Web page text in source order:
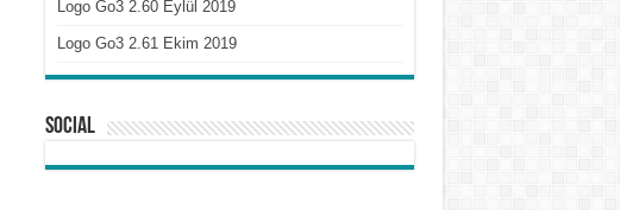
Logo Go3 2.60 Eylül 2019
Logo Go3 2.61 Ekim 2019
Social